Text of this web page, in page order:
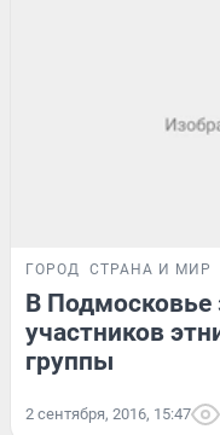
ГОРОД СТРАНА И МИР
В Подмосковье
участников
группы
2 сентября, 2016, 15:47